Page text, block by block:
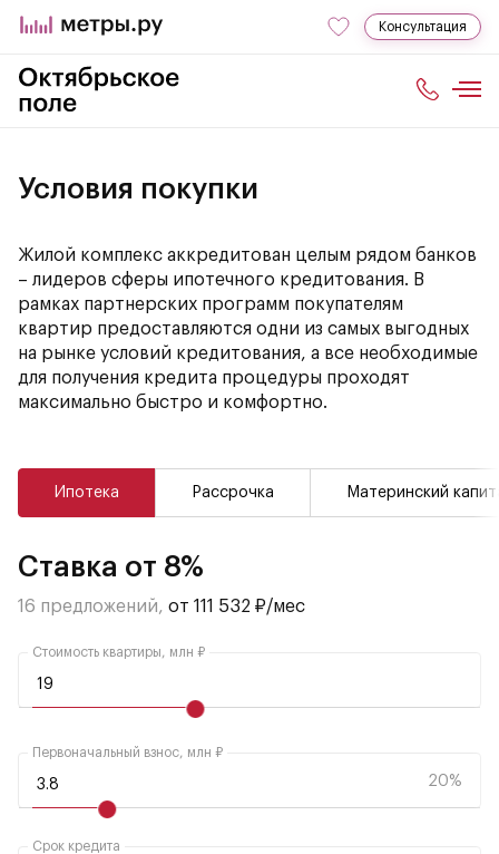
Консультация
Условия покупки
Жилой комплекс аккредитован целым рядом банков
– лидеров сферы ипотечного кредитования. В
рамках партнерских программ покупателям
квартир предоставляются одни из самых выгодных
на рынке условий кредитования, а все необходимые
для получения кредита процедуры проходят
максимально быстро и комфортно.
Ипотека Рассрочка Материнский
Ставка от 8%
16 предложений, от 111 532 ₽/мес
Стоимость квартиры, млн ₽
Первоначальный взнос, млн ₽
20%
Срок кредита